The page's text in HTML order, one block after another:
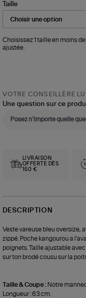
Taille
Choisissez 1 taille en moins
ajustée.
VOTRE CONSEILLÈRE
Une question sur ce
LIVRAISON
OFFERTE DÈS
150 €
DESCRIPTION
Veste vareuse bleu oversize,
zippé. Poche kangourou a
poignets. Taille ajustable
sur ton brodé cousu sur la
Taille & Coupe : Notre
Longueur : 63 cm.